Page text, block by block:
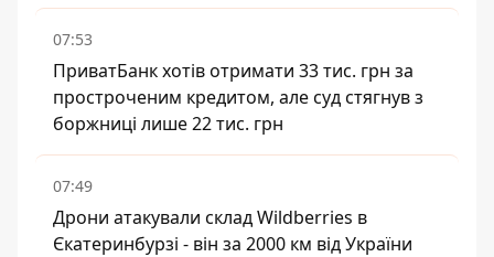
07:53
ПриватБанк хотів отримати 33 тис. грн за
простроченим кредитом, але суд стягнув з
боржниці лише 22 тис. грн
07:49
Дрони атакували склад Wildberries в
Єкатеринбурзі - він за 2000 км від України